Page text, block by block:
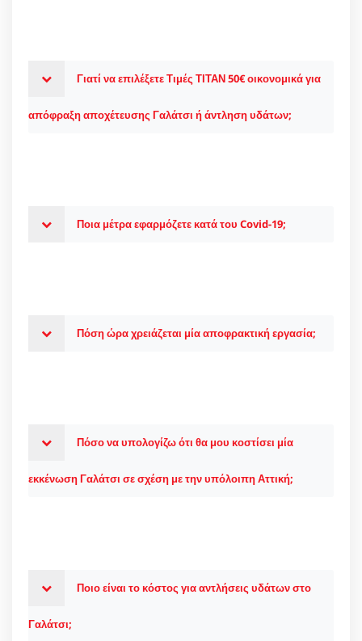
Γιατί να επιλέξετε Τιμές ΤΙΤΑΝ 50€ οικονομικά για
απόφραξη αποχέτευσης Γαλάτσι ή άντληση υδάτων;
Ποια μέτρα εφαρμόζετε κατά του Covid-19;
Πόση ώρα χρειάζεται μία αποφρακτική εργασία;
Πόσο να υπολογίζω ότι θα μου κοστίσει μία
εκκένωση Γαλάτσι σε σχέση με την υπόλοιπη Αττική;
Ποιο είναι το κόστος για αντλήσεις υδάτων στο
Γαλάτσι;